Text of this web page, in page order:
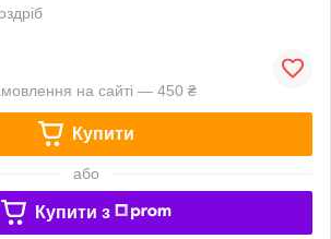
на сайті — 450 ₴
Купити
або
Купити з